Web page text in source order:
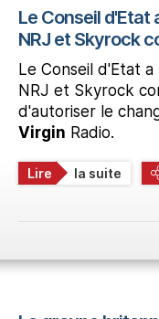
Le Conseil
NRJ et Skyrock
Le Conseil d'Etat
NRJ et Skyrock
d'autoriser le
Virgin Radio.
Lire la suite